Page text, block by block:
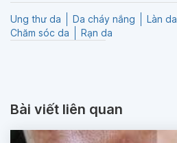
Ung thư da Da cháy nắng Làn da
Chăm sóc da
Rạn da
Bài viết liên quan